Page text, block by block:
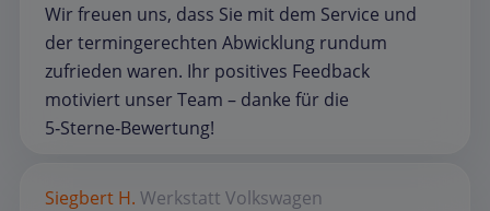
Wir freuen uns, dass Sie mit dem Service und
der termingerechten Abwicklung rundum
zufrieden waren. Ihr positives Feedback
motiviert unser Team – danke für die
5‑Sterne‑Bewertung!
Siegbert H. Werkstatt Volkswagen